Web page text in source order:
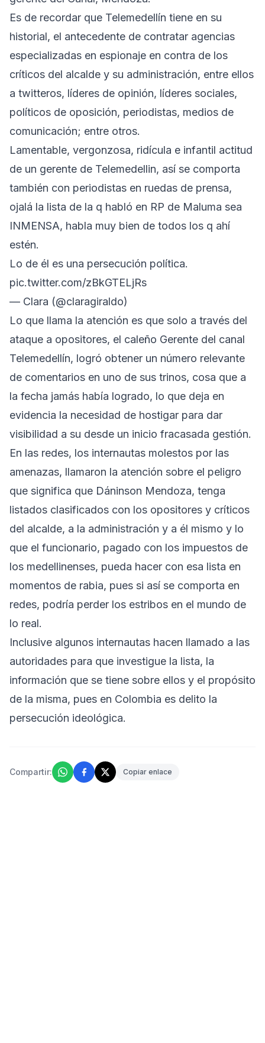
Es de recordar que Telemedellín tiene en su
historial, el antecedente de contratar agencias
especializadas en espionaje en contra de los
críticos del alcalde y su administración, entre ellos
a twitteros, líderes de opinión, líderes sociales,
políticos de oposición, periodistas, medios de
comunicación; entre otros.
Lamentable, vergonzosa, ridícula e infantil actitud
de un gerente de Telemedellin, así se comporta
también con periodistas en ruedas de prensa,
ojalá la lista de la q habló en RP de Maluma sea
INMENSA, habla muy bien de todos los q ahí
estén.
Lo de él es una persecución política.
pic.twitter.com/zBkGTELjRs
— Clara (@claragiraldo)
Lo que llama la atención es que solo a través del
ataque a opositores, el caleño Gerente del canal
Telemedellín, logró obtener un número relevante
de comentarios en uno de sus trinos, cosa que a
la fecha jamás había logrado, lo que deja en
evidencia la necesidad de hostigar para dar
visibilidad a su desde un inicio fracasada gestión.
En las redes, los internautas molestos por las
amenazas, llamaron la atención sobre el peligro
que significa que Dáninson Mendoza, tenga
listados clasificados con los opositores y críticos
del alcalde, a la administración y a él mismo y lo
que el funcionario, pagado con los impuestos de
los medellinenses, pueda hacer con esa lista en
momentos de rabia, pues si así se comporta en
redes, podría perder los estribos en el mundo de
lo real.
Inclusive algunos internautas hacen llamado a las
autoridades para que investigue la lista, la
información que se tiene sobre ellos y el propósito
de la misma, pues en Colombia es delito la
persecución ideológica.
Compartir: Copiar enlace